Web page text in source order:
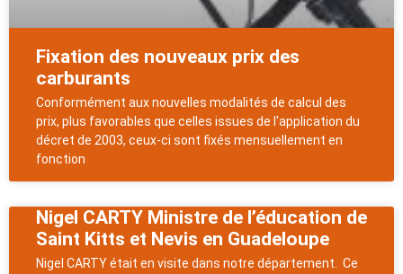
Fixation des nouveaux prix des
carburants
Conformément aux nouvelles modalités de calcul des
prix, plus favorables que celles issues de l'application du
décret de 2003, ceux-ci sont fixés mensuellement en
fonction
Nigel CARTY Ministre de l’éducation de
Saint Kitts et Nevis en Guadeloupe
Nigel CARTY était en visite dans notre département. Ce